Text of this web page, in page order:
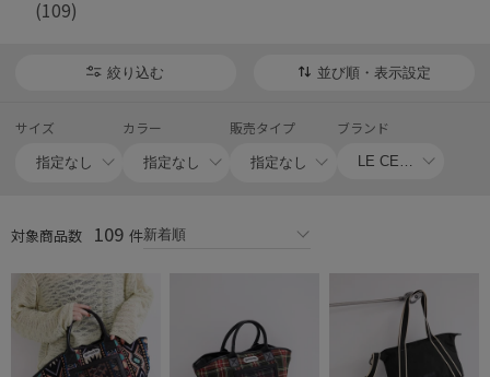
(109)
絞り込む 並び順・表示設定
サイズ カラー 販売タイプ ブランド
対象商品数 109 件